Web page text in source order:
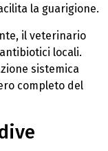
la guarigione.
il veterinario
locali.
sistemica
completo del